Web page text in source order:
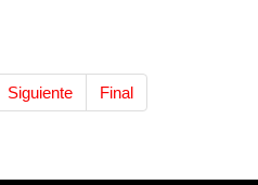
Siguiente Final